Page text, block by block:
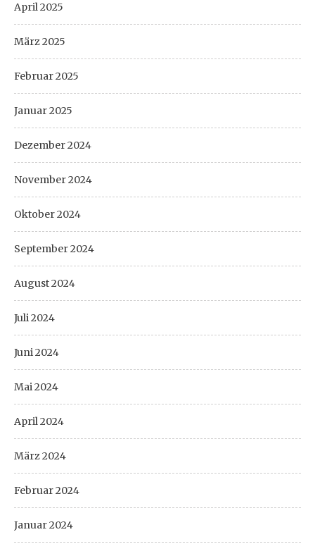
April 2025
März 2025
Februar 2025
Januar 2025
Dezember 2024
November 2024
Oktober 2024
September 2024
August 2024
Juli 2024
Juni 2024
Mai 2024
April 2024
März 2024
Februar 2024
Januar 2024